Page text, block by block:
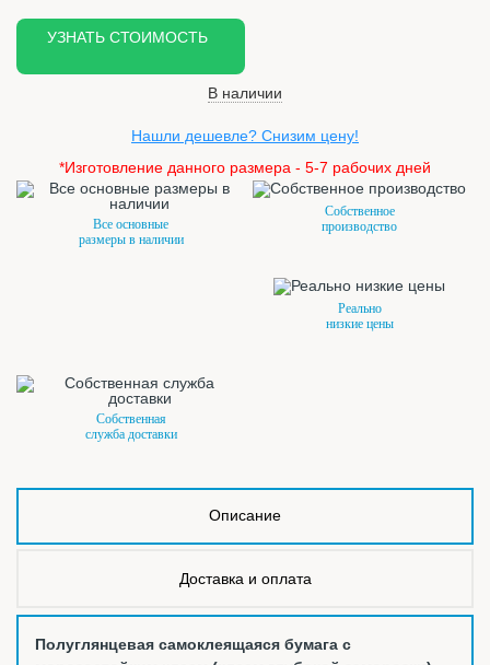
УЗНАТЬ СТОИМОСТЬ
В наличии
Нашли дешевле? Снизим цену!
*Изготовление данного размера - 5-7 рабочих дней
Все основные
размеры в наличии
Собственное
производство
Реально
низкие цены
Собственная
служба доставки
Описание
Доставка и оплата
Полуглянцевая самоклеящаяся бумага с